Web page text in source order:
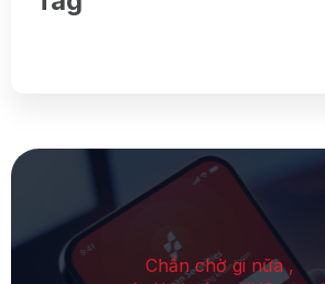
Chần chờ gi nữa ,